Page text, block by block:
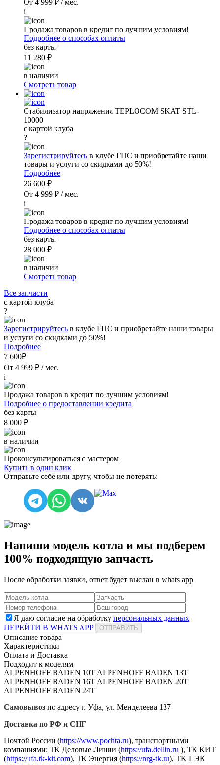
От 4 999 ₽ / мес.
i
Продажа товаров в кредит по лучшим условиям!
Подробнее о способах оплаты
без карты
11 280 ₽
в наличии
Смотреть товар
Стабилизатор напряжения TEPLOCOM SKAT STL-
10000
с картой клуба
?
Зарегистрируйтесь в клубе ГПС и приобретайте наши
товары и услуги со скидками до 50%!
Подробнее
26 600 ₽
От 4 999 ₽ / мес.
i
Продажа товаров в кредит по лучшим условиям!
Подробнее о способах оплаты
без карты
28 000 ₽
в наличии
Смотреть товар
Все запчасти
с картой клуба
?
Зарегистрируйтесь в клубе ГПС и приобретайте наши товары
и услуги со скидками до 50%!
Подробнее
7 600₽
От 4 999 ₽ / мес.
i
Продажа товаров в кредит по лучшим условиям!
Подробнее о предоставлении кредита
без карты
8 000 ₽
в наличии
Проконсультироваться с мастером
Купить в один клик
Отправьте себе или другу, чтобы не потерять:
Напиши модель котла и мы подберем
100% подходящую запчасть
После обработки заявки, ответ будет выслан в whats app
Я даю согласие на обработку персональных данных
ПЕРЕЙТИ В WHATS APP
ОТПРАВИТЬ
Описание товара
Характеристики
Оплата и Доставка
Подходит к моделям
ALPENHOFF BADEN 10T ALPENHOFF BADEN 13T
ALPENHOFF BADEN 16T ALPENHOFF BADEN 20T
ALPENHOFF BADEN 24T
Самовывоз по адресу г. Уфа, ул. Менделеева 137
Доставка по РФ и СНГ
Почтой России (https://www.pochta.ru), транспортными
компаниями: ТК Деловые Линии (https://ufa.dellin.ru ), ТК КИТ
(https://ufa.tk-kit.com), ТК Энергия (https://nrg-tk.ru), ТK ПЭК